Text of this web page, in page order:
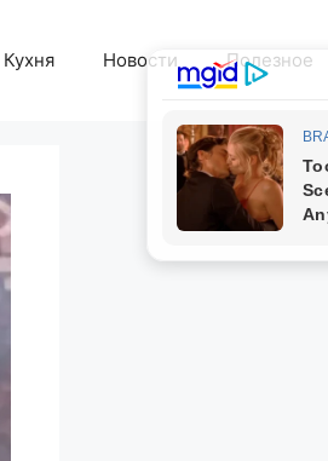
Кухня Новости Полезное